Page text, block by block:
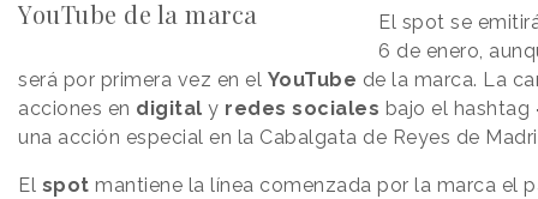
YouTube de la marca
El spot se
6 de enero,
será por primera vez en el YouTube de la marca. La
acciones en digital y redes sociales bajo el hashtag
una acción especial en la Cabalgata de Reyes de
El spot mantiene la línea comenzada por la marca el